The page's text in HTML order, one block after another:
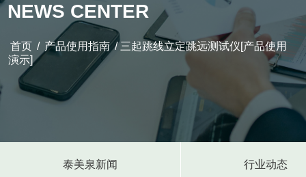
NEWS CENTER
首页 / 产品使用指南/ 三起跳线立定跳远测试仪[产品使用
演示]
泰美泉新闻 行业动态